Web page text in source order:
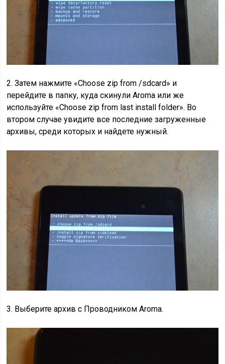
2. Затем нажмите «Choose zip from /sdcard» и
перейдите в папку, куда скинули Aroma или же
используйте «Choose zip from last install folder». Во
втором случае увидите все последние загруженные
архивы, среди которых и найдете нужный.
3. Выберите архив с Проводником Aroma.